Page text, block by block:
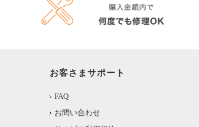
お客さまサポート
FAQ
お問い合わせ